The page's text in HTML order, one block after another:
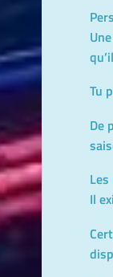
Tu
De
Il